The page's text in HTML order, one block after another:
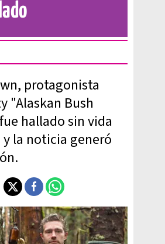
protagonista
"Alaskan Bush
hallado sin vida
la noticia generó